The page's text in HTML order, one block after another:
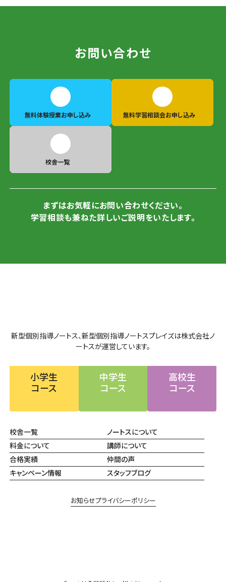
お問い合わせ
無料体験授業お申し込み 無料学習相談会お申し込み
校舎一覧
まずはお気軽にお問い合わせください。
学習相談も兼ねた詳しいご説明をいたします。
新型個別指導ノートス、新型個別指導ノートスプレイズは株式会社ノ
ートスが運営しています。
小学生
コース
中学生
コース
高校生
コース
校舎一覧
ノートスについて
料金について
講師について
合格実績
仲間の声
キャンペーン情報
スタッフブログ
お知らせプライバシーポリシー